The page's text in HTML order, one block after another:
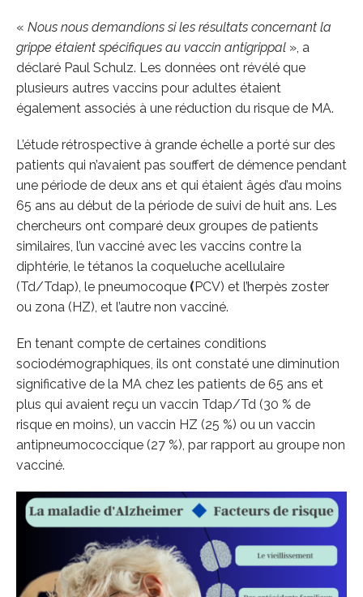
« Nous nous demandions si les résultats concernant la
grippe étaient spécifiques au vaccin antigrippal », a
déclaré Paul Schulz. Les données ont révélé que
plusieurs autres vaccins pour adultes étaient
également associés à une réduction du risque de MA.
L’étude rétrospective à grande échelle a porté sur des
patients qui n’avaient pas souffert de démence pendant
une période de deux ans et qui étaient âgés d’au moins
65 ans au début de la période de suivi de huit ans. Les
chercheurs ont comparé deux groupes de patients
similaires, l’un vacciné avec les vaccins contre la
diphtérie, le tétanos la coqueluche acellulaire
(Td/Tdap), le pneumocoque (PCV) et l’herpès zoster
ou zona (HZ), et l’autre non vacciné.
En tenant compte de certaines conditions
sociodémographiques, ils ont constaté une diminution
significative de la MA chez les patients de 65 ans et
plus qui avaient reçu un vaccin Tdap/Td (30 % de
risque en moins), un vaccin HZ (25 %) ou un vaccin
antipneumococcique (27 %), par rapport au groupe non
vacciné.